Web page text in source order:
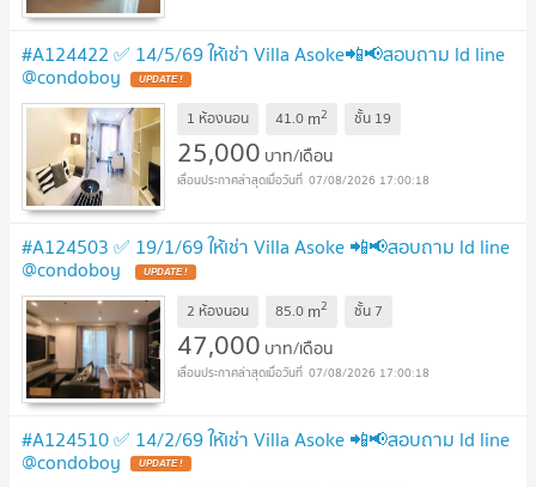
#A124422 ✅ 14/5/69 ให้เช่า Villa Asoke📲📢สอบถาม ld line
@condoboy UPDATE !
1 ห้องนอน 41.0 m2 ชั้น 19
25,000 บาท/เดือน
07/08/2026 17:00:18
#A124503 ✅ 19/1/69 ให้เช่า Villa Asoke 📲📢สอบถาม ld line
@condoboy UPDATE !
2 ห้องนอน 85.0 m2 ชั้น 7
47,000 บาท/เดือน
07/08/2026 17:00:18
#A124510 ✅ 14/2/69 ให้เช่า Villa Asoke 📲📢สอบถาม ld line
@condoboy UPDATE !